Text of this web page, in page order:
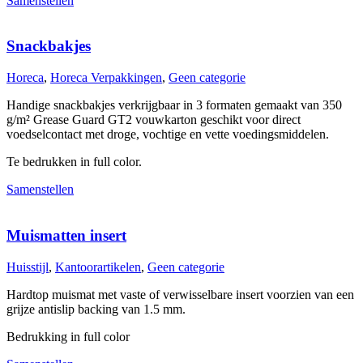
Snackbakjes
Horeca, Horeca Verpakkingen, Geen categorie
Handige snackbakjes verkrijgbaar in 3 formaten gemaakt van 350
g/m² Grease Guard GT2 vouwkarton geschikt voor direct
voedselcontact met droge, vochtige en vette voedingsmiddelen.
Te bedrukken in full color.
Samenstellen
Muismatten insert
Huisstijl, Kantoorartikelen, Geen categorie
Hardtop muismat met vaste of verwisselbare insert voorzien van een
grijze antislip backing van 1.5 mm.
Bedrukking in full color